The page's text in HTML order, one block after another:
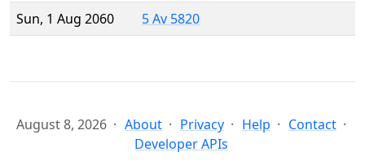
Sun, 1 Aug 2060
5 Av 5820
August 8, 2026 About Privacy Help
Contact
Developer APIs